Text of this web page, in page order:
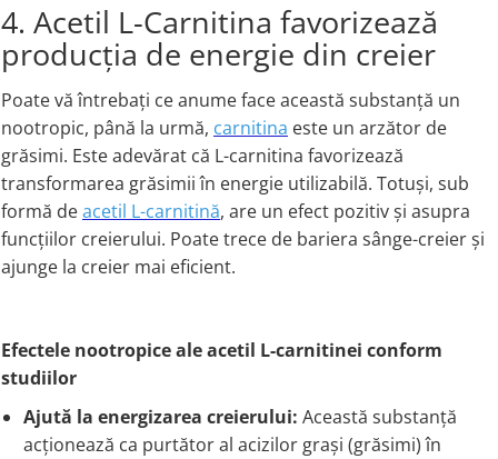
4. Acetil L-Carnitina favorizează
producția de energie din creier
Poate vă întrebați ce anume face această substanță un
nootropic, până la urmă, carnitina este un arzător de
grăsimi. Este adevărat că L-carnitina favorizează
transformarea grăsimii în energie utilizabilă. Totuși, sub
formă deacetil L-carnitină, are un efect pozitiv și asupra
funcțiilor creierului. Poate trece de bariera sânge-creier și
ajunge la creier mai eficient.
Efectele nootropice ale acetil L-carnitinei conform
studiilor
Ajută la energizarea creierului: Această substanță
acționează ca purtător al acizilor grași (grăsimi) în